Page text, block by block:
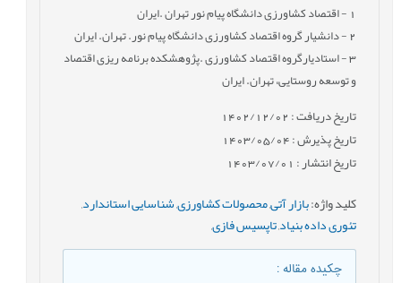
- اقتصاد کشاورزی دانشگاه پیام نور تهران .ایران
2- دانشیار گروه اقتصاد کشاورزی دانشگاه پیام نور. تهران. ایران
3- استادیارگروه اقتصاد کشاورزی .پژوهشکده برنامه ریزی اقتصاد
و توسعه روستایی، تهران. ایران
تاریخ دریافت : 1402/12/02
تاریخ پذیرش : 1403/05/04
تاریخ انتشار : 1403/07/01
کلید واژه:بازار آتی,محصولات کشاورزی,شناسایی استاندارد,
تئوری داده بنیاد,تاپسیس فازی,
چکیده مقاله: